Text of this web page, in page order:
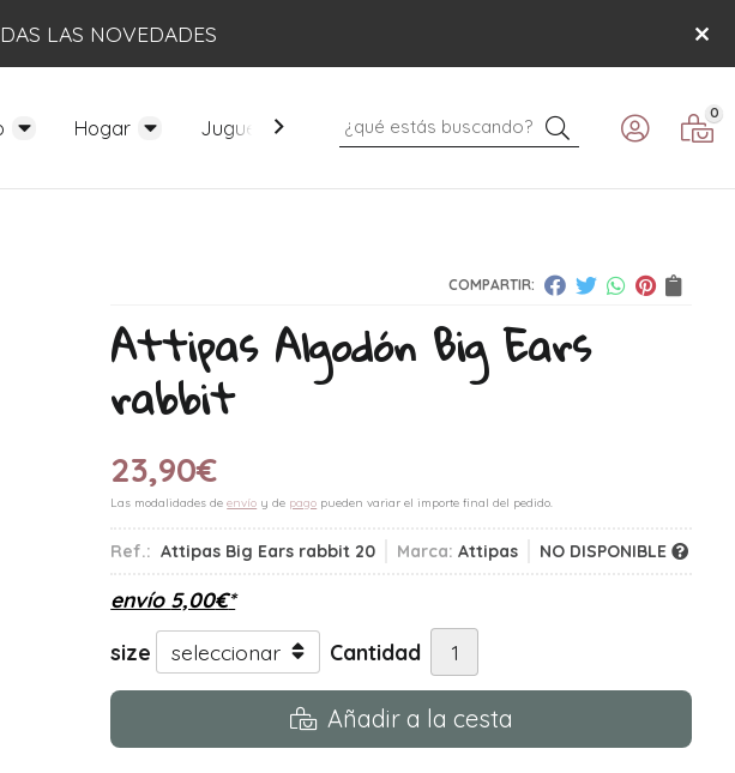
LAS NOVEDADES
Hogar Juguetes Mobiliario Paseo Verano
Buscar 0
COMPARTIR:
Attipas Algodón Big Ears
rabbit
23,90€
Las modalidades deenvío y de pago pueden variar el importe final del pedido.
Ref.: Attipas Big Ears rabbit 20 Marca: Attipas NO DISPONIBLE
envío 5,00€*
size
Cantidad
Añadir a la cesta